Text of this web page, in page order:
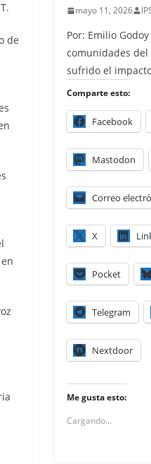
de
mayo 11, 2026
Por: Emilio Godoy
comunidades
sufrido el
Comparte esto:
Facebook
Mastodon
Correo
X
Pocket
Telegram
Nextdoor
Me gusta esto:
Cargando...